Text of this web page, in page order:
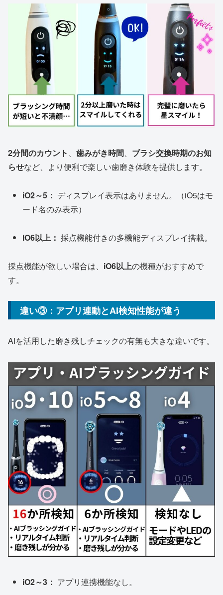
2分間のカウント 、 歯みがき時間、 ブラシ交換時期のお知
らせなど、より便利で楽しい歯磨き体験を提供します。
iO2～5： ディスプレイ表示はありません。（iO5はモ
ード名のみ表示）
iO6以上： 採点機能付きの多機能ディスプレイ搭載。
採点機能が欲しい場合は、 iO6以上の機種がおすすめで
す。
違い③：アプリ連動とAI検知性能が違う
AIを活用した磨き残しチェックの有無も大きな違いです。
iO2～3： アプリ連携機能なし。